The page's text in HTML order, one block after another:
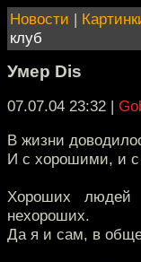
Новости |
клуб
Умер Dis
07.07.04 23:32 |
В жизни
И с хорошими, и
Хороших людей
нехороших.
Да я и сам, в